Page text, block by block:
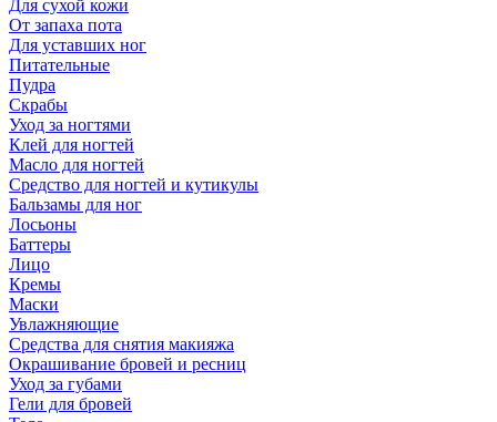
Для сухой кожи
От запаха пота
Для уставших ног
Питательные
Пудра
Скрабы
Уход за ногтями
Клей для ногтей
Масло для ногтей
Средство для ногтей и кутикулы
Бальзамы для ног
Лосьоны
Баттеры
Лицо
Кремы
Маски
Увлажняющие
Средства для снятия макияжа
Окрашивание бровей и ресниц
Уход за губами
Гели для бровей